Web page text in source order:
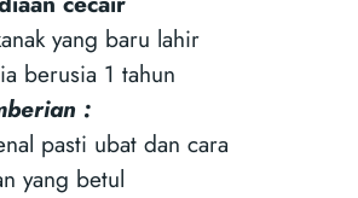
yang baru lahir
berusia 1 tahun
:
pasti ubat dan cara
yang betul